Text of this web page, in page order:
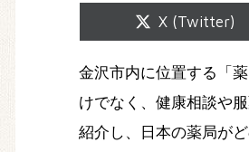
Share
X (Twitter)
金沢市内に位置する「
けでなく、健康相談や
紹介し、日本の薬局が